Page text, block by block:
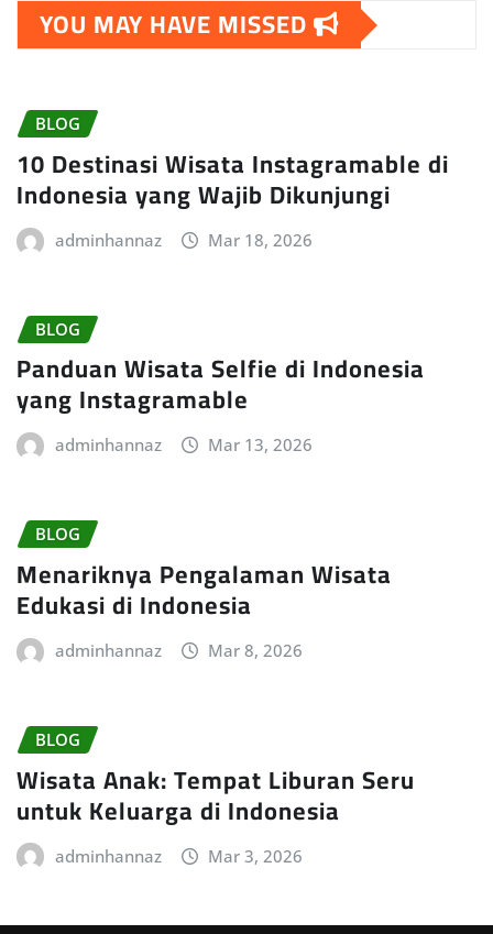
YOU MAY HAVE MISSED
BLOG
10 Destinasi Wisata Instagramable di
Indonesia yang Wajib Dikunjungi
adminhannaz Mar 18, 2026
BLOG
Panduan Wisata Selfie di Indonesia
yang Instagramable
adminhannaz Mar 13, 2026
BLOG
Menariknya Pengalaman Wisata
Edukasi di Indonesia
adminhannaz Mar 8, 2026
BLOG
Wisata Anak: Tempat Liburan Seru
untuk Keluarga di Indonesia
adminhannaz Mar 3, 2026